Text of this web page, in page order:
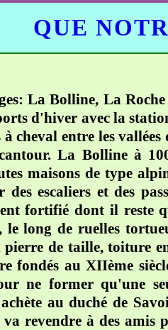
QUE
La Bolline, La
d'hiver avec la
cheval entre les
La Bolline à
maisons de type
des escaliers et des
fortifié dont il reste
long de ruelles
de taille, toiture
fondés au XIIème
ne former qu'une
au duché de
revendre à des amis